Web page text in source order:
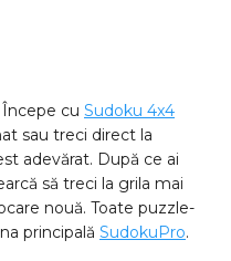
cu Sudoku 4x4
sau treci direct la
adevărat. După ce ai
să treci la grila mai
nouă. Toate puzzle-
principală SudokuPro.